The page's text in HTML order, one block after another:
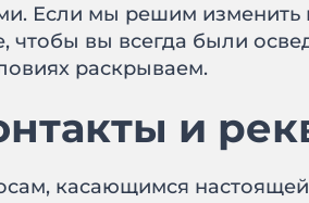
Если мы решим изменить
чтобы вы всегда были
раскрываем.
и
касающимся